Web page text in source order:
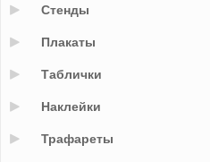
Стенды
Плакаты
Таблички
Наклейки
Трафареты